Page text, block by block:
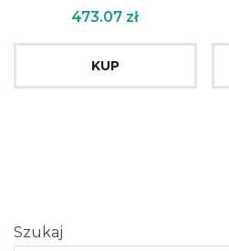
473.07 zł
KUP
Szukaj